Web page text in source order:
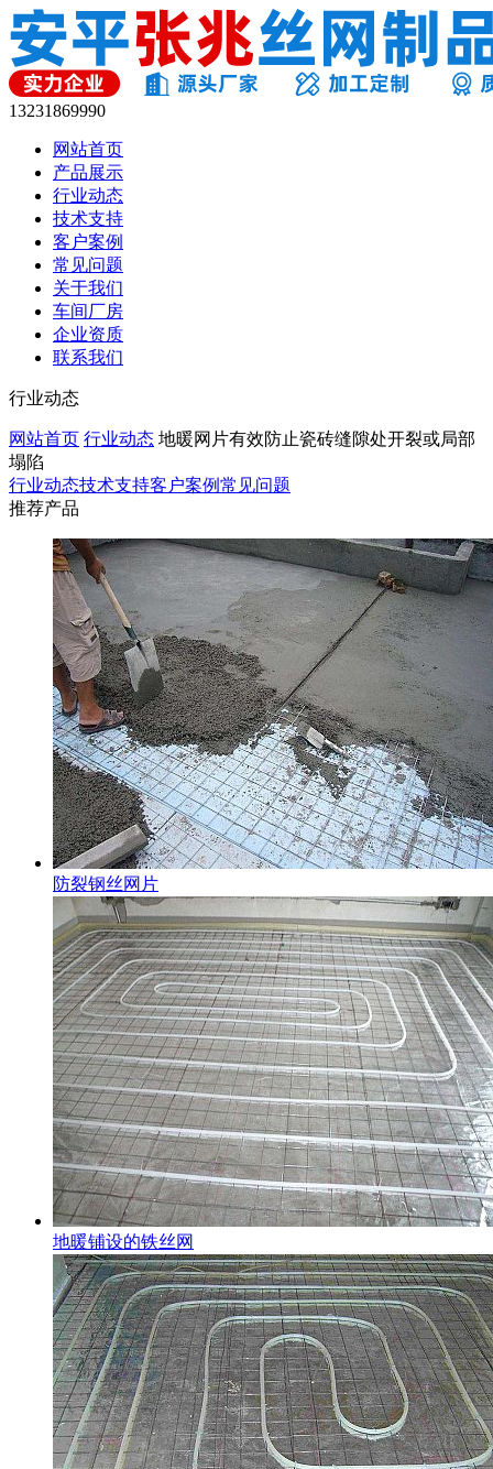
13231869990
网站首页
产品展示
行业动态
技术支持
客户案例
常见问题
关于我们
车间厂房
企业资质
联系我们
行业动态
网站首页 行业动态 地暖网片有效防止瓷砖缝隙处开裂或局部
塌陷
行业动态技术支持客户案例常见问题
推荐产品
防裂钢丝网片
地暖铺设的铁丝网